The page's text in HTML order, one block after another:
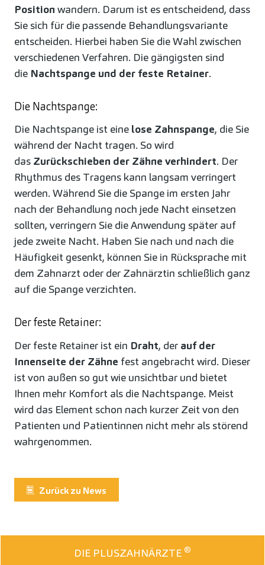
Position wandern. Darum ist es entscheidend, dass
Sie sich für die passende Behandlungsvariante
entscheiden. Hierbei haben Sie die Wahl zwischen
verschiedenen Verfahren. Die gängigsten sind
die Nachtspange und der feste Retainer.
Die Nachtspange:
Die Nachtspange ist eine lose Zahnspange, die Sie
während der Nacht tragen. So wird
das Zurückschieben der Zähne verhindert. Der
Rhythmus des Tragens kann langsam verringert
werden. Während Sie die Spange im ersten Jahr
nach der Behandlung noch jede Nacht einsetzen
sollten, verringern Sie die Anwendung später auf
jede zweite Nacht. Haben Sie nach und nach die
Häufigkeit gesenkt, können Sie in Rücksprache mit
dem Zahnarzt oder der Zahnärztin schließlich ganz
auf die Spange verzichten.
Der feste Retainer:
Der feste Retainer ist ein Draht, der auf der
Innenseite der Zähne fest angebracht wird. Dieser
ist von außen so gut wie unsichtbar und bietet
Ihnen mehr Komfort als die Nachtspange. Meist
wird das Element schon nach kurzer Zeit von den
Patienten und Patientinnen nicht mehr als störend
wahrgenommen.
Zurück zu News
DIE PLUSZAHNÄRZTE ®